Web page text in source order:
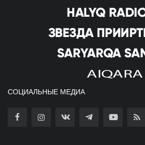
СОЦИАЛЬНЫЕ МЕДИА